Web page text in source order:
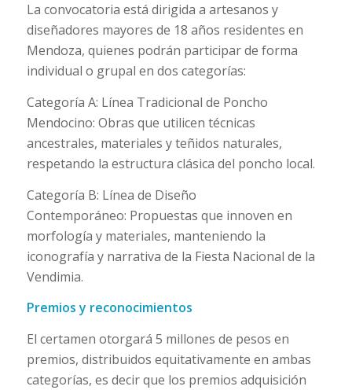
La convocatoria está dirigida a artesanos y
diseñadores mayores de 18 años residentes en
Mendoza, quienes podrán participar de forma
individual o grupal en dos categorías:
Categoría A: Línea Tradicional de Poncho
Mendocino: Obras que utilicen técnicas
ancestrales, materiales y teñidos naturales,
respetando la estructura clásica del poncho local.
Categoría B: Línea de Diseño
Contemporáneo: Propuestas que innoven en
morfología y materiales, manteniendo la
iconografía y narrativa de la Fiesta Nacional de la
Vendimia.
Premios y reconocimientos
El certamen otorgará 5 millones de pesos en
premios, distribuidos equitativamente en ambas
categorías, es decir que los premios adquisición